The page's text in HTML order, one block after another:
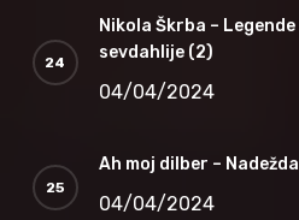
Nikola Škrba –
sevdahlije (2)
04/04/2024
Ah moj dilber –
04/04/2024